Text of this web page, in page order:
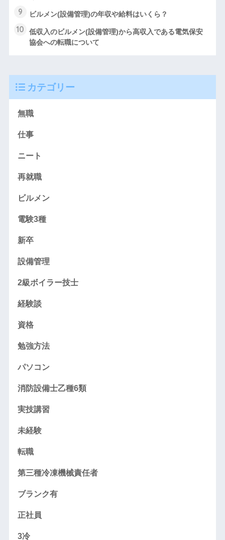
9 ビルメン(設備管理)の年収や給料はいくら？
10
低収入のビルメン(設備管理)から高収入である電気保安
協会への転職について
カテゴリー
無職
仕事
ニート
再就職
ビルメン
電験3種
新卒
設備管理
2級ボイラー技士
経験談
資格
勉強方法
パソコン
消防設備士乙種6類
実技講習
未経験
転職
第三種冷凍機械責任者
ブランク有
正社員
3冷